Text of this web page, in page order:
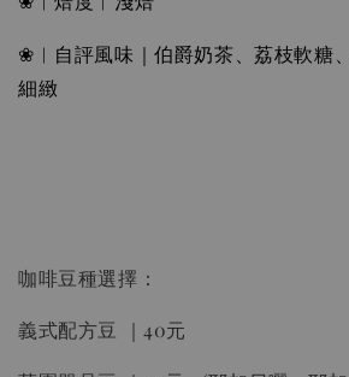
❀︱自評風味｜伯爵奶茶、荔枝軟糖
細緻
咖啡豆種選擇：
義式配方豆 ｜40元